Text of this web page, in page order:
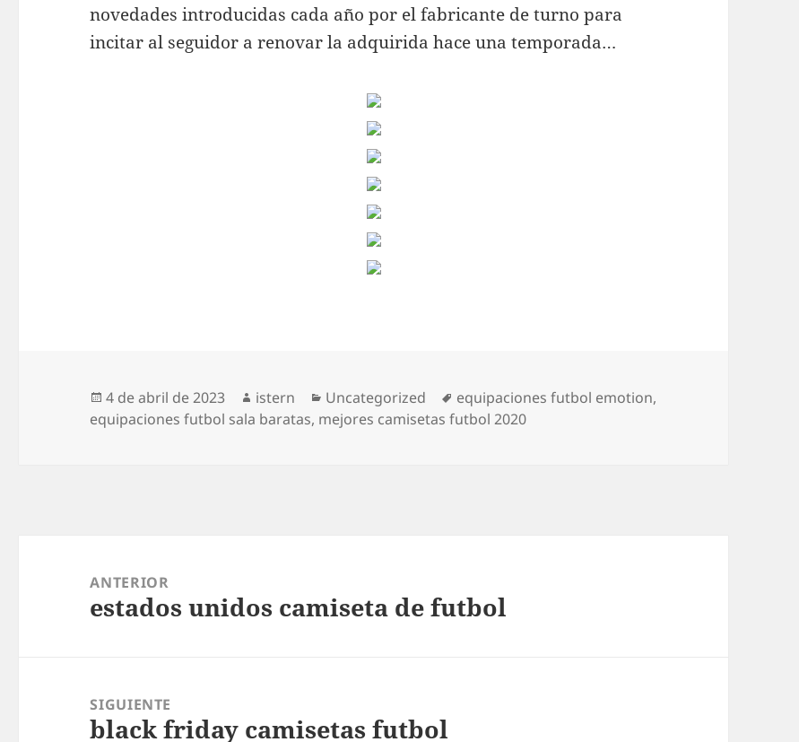
novedades introducidas cada año por el fabricante de turno para
incitar al seguidor a renovar la adquirida hace una temporada…
Publicado
el
4 de abril de 2023 Autor
istern Categorías
Uncategorized Etiquetas
equipaciones futbol emotion,
equipaciones futbol sala baratas, mejores camisetas futbol 2020
entradas
ANTERIOR
Entrada
estados unidos camiseta de futbol
SIGUIENTE
Entrada
black friday camisetas futbol